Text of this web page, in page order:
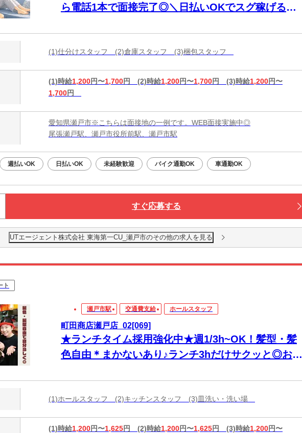
ら電話1本で面接完了◎＼日払いOKでスグ稼げる／
(1)仕分けスタッフ (2)倉庫スタッフ (3)梱包スタッフ
(1)時給1,200円〜1,700円 (2)時給1,200円〜1,700円 (3)時給1,200円〜
1,700円
愛知県瀬戸市※こちらは面接地の一例です。WEB面接実施中◎
尾張瀬戸駅、瀬戸市役所前駅、瀬戸市駅
週払いOK 日払いOK 未経験歓迎 バイク通勤OK 車通勤OK
すぐ応募する
UTエージェント株式会社 東海第一CU_瀬戸市のその他の求人を見る
ト
瀬戸市駅 交通費支給 ホールスタッフ
町田商店瀬戸店_02[069]
★ランチタイム採用強化中★週1/3h~OK！髪型・髪
色自由＊まかないあり♪ランチ3hだけサクッと◎お昼
(1)ホールスタッフ (2)キッチンスタッフ (3)皿洗い・洗い場
(1)時給1,200円〜1,625円 (2)時給1,200円〜1,625円 (3)時給1,200円〜